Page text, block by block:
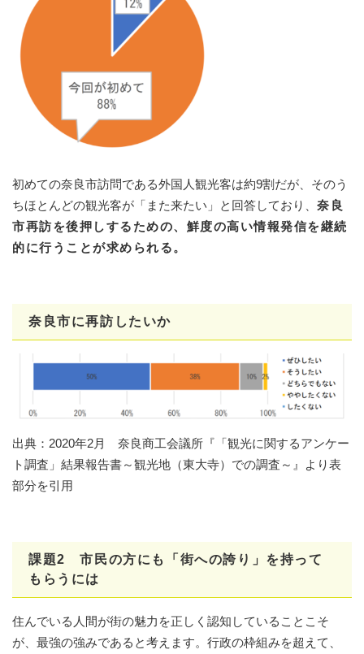
初めての奈良市訪問である外国人観光客は約9割だが、そのう
ちほとんどの観光客が「また来たい」と回答しており、 奈良
市再訪を後押しするための、鮮度の高い情報発信を継続
的に行うことが求められる。
奈良市に再訪したいか
出典：2020年2月 奈良商工会議所『「観光に関するアンケー
ト調査」結果報告書～観光地（東大寺）での調査～』より表
部分を引用​
課題2 市民の方にも「街への誇り」を持って
もらうには
住んでいる人間が街の魅力を正しく認知していることこそ
が、最強の強みであると考えます。行政の枠組みを超えて、